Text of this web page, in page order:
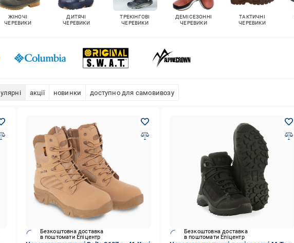
ЖІНОЧІ
ЧЕРЕВИКИ
ДИТЯЧІ
ЧЕРЕВИКИ
ТРЕКІНГОВІ
ЧЕРЕВИКИ
ДЕМІСЕЗОННІ
ЧЕРЕВИКИ
ТАКТИЧНІ
ЧЕРЕВИКИ
акції новинки доступно для самовивозу
Безкоштовна доставка
в поштомати Епіцентр
Безкоштовна доставка
в поштомати Епіцентр